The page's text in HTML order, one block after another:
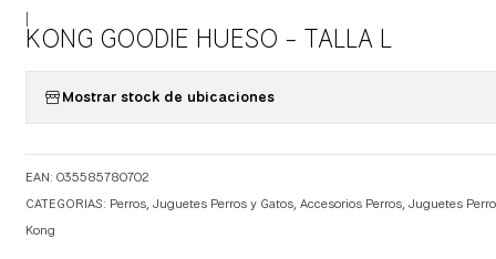
KONG GOODIE HUESO - TALLA L
Mostrar stock de ubicaciones
EAN: 035585780702
CATEGORIAS: Perros,Juguetes Perros y Gatos,Accesorios Perros,Juguetes
Kong